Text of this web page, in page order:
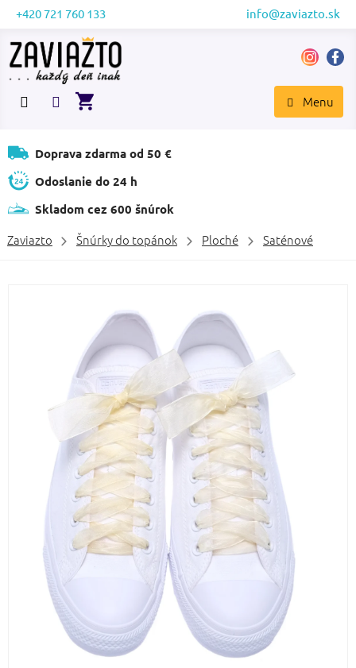
Prejsť
obsah
+420 721 760 133 info@zaviazto.sk
NÁKUPNÝ
Doprava zdarma od 50 €
Odoslanie do 24 h
Skladom cez 600 šnúrok
Zaviazto Šnúrky do topánok Ploché Saténové